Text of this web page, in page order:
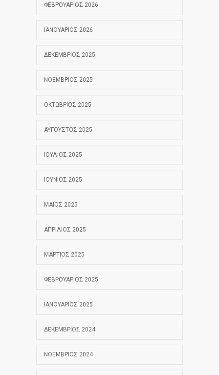
ΦΕΒΡΟΥΆΡΙΟΣ 2026
ΙΑΝΟΥΆΡΙΟΣ 2026
ΔΕΚΈΜΒΡΙΟΣ 2025
ΝΟΈΜΒΡΙΟΣ 2025
ΟΚΤΏΒΡΙΟΣ 2025
ΑΎΓΟΥΣΤΟΣ 2025
ΙΟΎΛΙΟΣ 2025
ΙΟΎΝΙΟΣ 2025
ΜΆΙΟΣ 2025
ΑΠΡΊΛΙΟΣ 2025
ΜΆΡΤΙΟΣ 2025
ΦΕΒΡΟΥΆΡΙΟΣ 2025
ΙΑΝΟΥΆΡΙΟΣ 2025
ΔΕΚΈΜΒΡΙΟΣ 2024
ΝΟΈΜΒΡΙΟΣ 2024